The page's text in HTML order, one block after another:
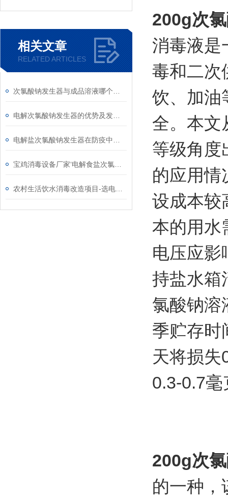
相关文章
RELATED ARTICLES
200g次
消毒液是
毒和二次
饮、加油
全。本文
等级角度
的应用情
设成本较
本的用水
电压应影
持盐水箱
氯酸钠溶
季贮存时
天将损
0.3-0.7
200g次
的一种，